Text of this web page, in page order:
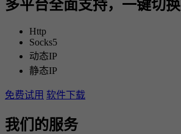
多平台全面支持，一键切换
Http
Socks5
动态IP
静态IP
免费试用 软件下载
我们的服务